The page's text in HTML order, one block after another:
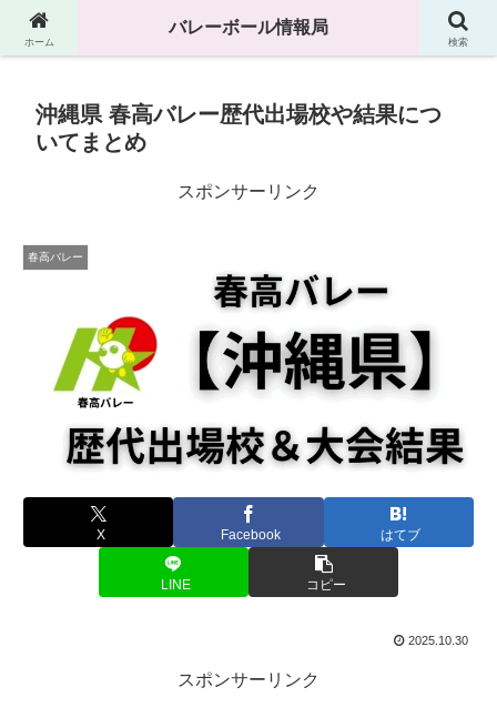
高校、中学、大学などのバレーボール情報満載です
沖縄県 春高バレー歴代出場校や結果につ
いてまとめ
スポンサーリンク
春高バレー
X Facebook はてブ
LINE コピー
2025.10.30
スポンサーリンク
ホーム
バレーボール情報局
検索